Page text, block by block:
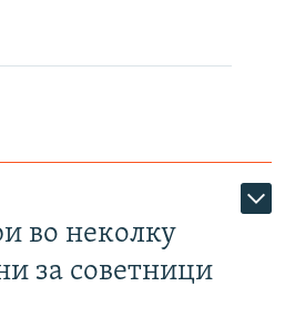
во неколку
за советници